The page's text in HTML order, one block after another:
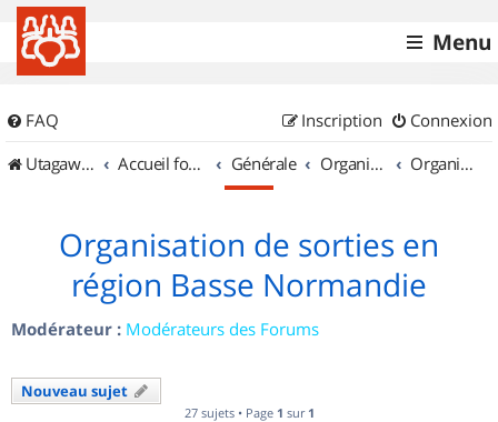
Menu
FAQ Connexion
Inscription
UtagawaVTT (Randos VTT et VTTAE avec traces GPS)
Accueil forum Générale Organisation de sorties & Recherche de partenaires Organisation de sorties en région Basse Normandie
Organisation de sorties en
région Basse Normandie
Modérateur : Modérateurs des Forums
Nouveau sujet
27 sujets • Page 1 sur 1